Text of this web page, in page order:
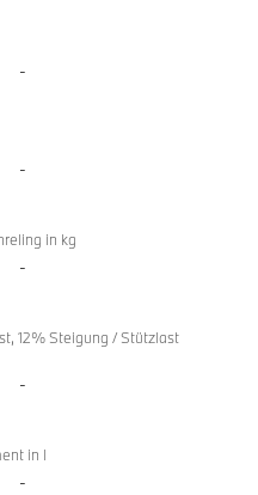
-
-
in kg
-
12% Steigung / Stützlast
-
in l
-